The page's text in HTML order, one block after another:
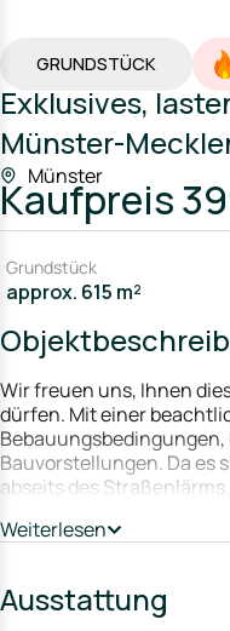
GRUNDSTÜCK
Exklusives,
Münster-
Münster
Kaufpreis
Grundstück
approx. 615 m²
Wir freuen uns, Ihnen
dürfen. Mit einer
Bauvorstellungen. Da es
abseits des
großzügiges
Möglichkeiten gibt. Sie
dieser begehrten Lage
Weiterlesen
Ausstattung